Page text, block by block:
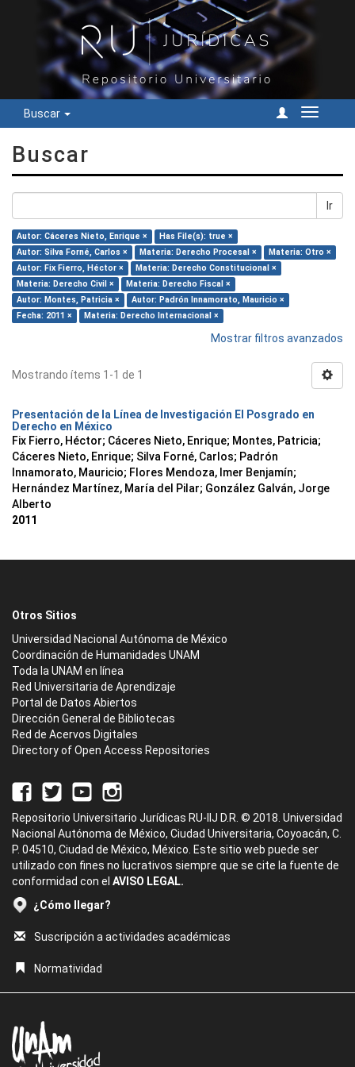
Buscar
Cambiar
Buscar
Ir
Autor: Cáceres Nieto, Enrique ×
Has File(s): true ×
Autor: Silva Forné, Carlos ×
Materia: Derecho Procesal ×
Materia: Otro ×
Autor: Fix Fierro, Héctor ×
Materia: Derecho Constitucional ×
Materia: Derecho Civil ×
Materia: Derecho Fiscal ×
Autor: Montes, Patricia ×
Autor: Padrón Innamorato, Mauricio ×
Fecha: 2011 ×
Materia: Derecho Internacional ×
Mostrar filtros avanzados
Mostrando ítems 1-1 de 1
Presentación de la Línea de Investigación El Posgrado en
Derecho en México
Fix Fierro, Héctor; Cáceres Nieto, Enrique; Montes, Patricia;
Cáceres Nieto, Enrique; Silva Forné, Carlos; Padrón
Innamorato, Mauricio; Flores Mendoza, Imer Benjamín;
Hernández Martínez, María del Pilar; González Galván, Jorge
Alberto
2011
Otros Sitios
Universidad Nacional Autónoma de México
Coordinación de Humanidades UNAM
Toda la UNAM en línea
Red Universitaria de Aprendizaje
Portal de Datos Abiertos
Dirección General de Bibliotecas
Red de Acervos Digitales
Directory of Open Access Repositories
Repositorio Universitario Jurídicas RU-IIJ D.R. © 2018. Universidad
Nacional Autónoma de México, Ciudad Universitaria, Coyoacán, C.
P. 04510, Ciudad de México, México. Este sitio web puede ser
utilizado con fines no lucrativos siempre que se cite la fuente de
conformidad con el AVISO LEGAL.
¿Cómo llegar?
Suscripción a actividades académicas
Normatividad